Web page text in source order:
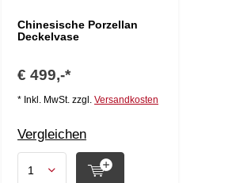
Chinesische Porzellan
Deckelvase
€ 499,-*
* Inkl. MwSt. zzgl. Versandkosten
Vergleichen